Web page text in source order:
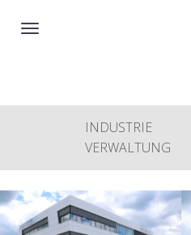
Toggle
INDUSTRIE
VERWALTUNG